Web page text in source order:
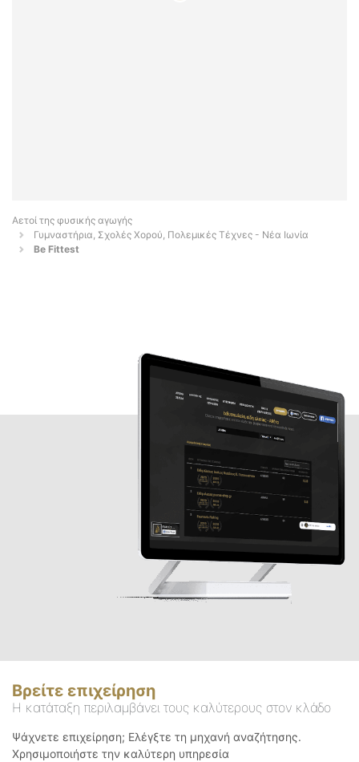
Αετοί της φυσικής αγωγής
Γυμναστήρια, Σχολές Χορού, Πολεμικές Τέχνες - Νέα Ιωνία
Be Fittest
Βρείτε επιχείρηση
Η κατάταξη περιλαμβάνει τους καλύτερους στον κλάδο
Ψάχνετε επιχείρηση; Ελέγξτε τη μηχανή αναζήτησης.
Χρησιμοποιήστε την καλύτερη υπηρεσία